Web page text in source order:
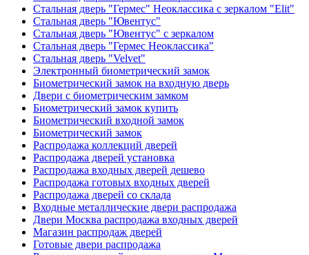
Стальная дверь "Гермес" Неоклассика с зеркалом "Elit"
Стальная дверь "Ювентус"
Стальная дверь "Ювентус" с зеркалом
Стальная дверь "Гермес Неоклассика"
Стальная дверь "Velvet"
Электронный биометрический замок
Биометрический замок на входную дверь
Двери с биометрическим замком
Биометрический замок купить
Биометрический входной замок
Биометрический замок
Распродажа коллекций дверей
Распродажа дверей установка
Распродажа входных дверей дешево
Распродажа готовых входных дверей
Распродажа дверей со склада
Входные металлические двери распродажа
Двери Москва распродажа входных дверей
Магазин распродаж дверей
Готовые двери распродажа